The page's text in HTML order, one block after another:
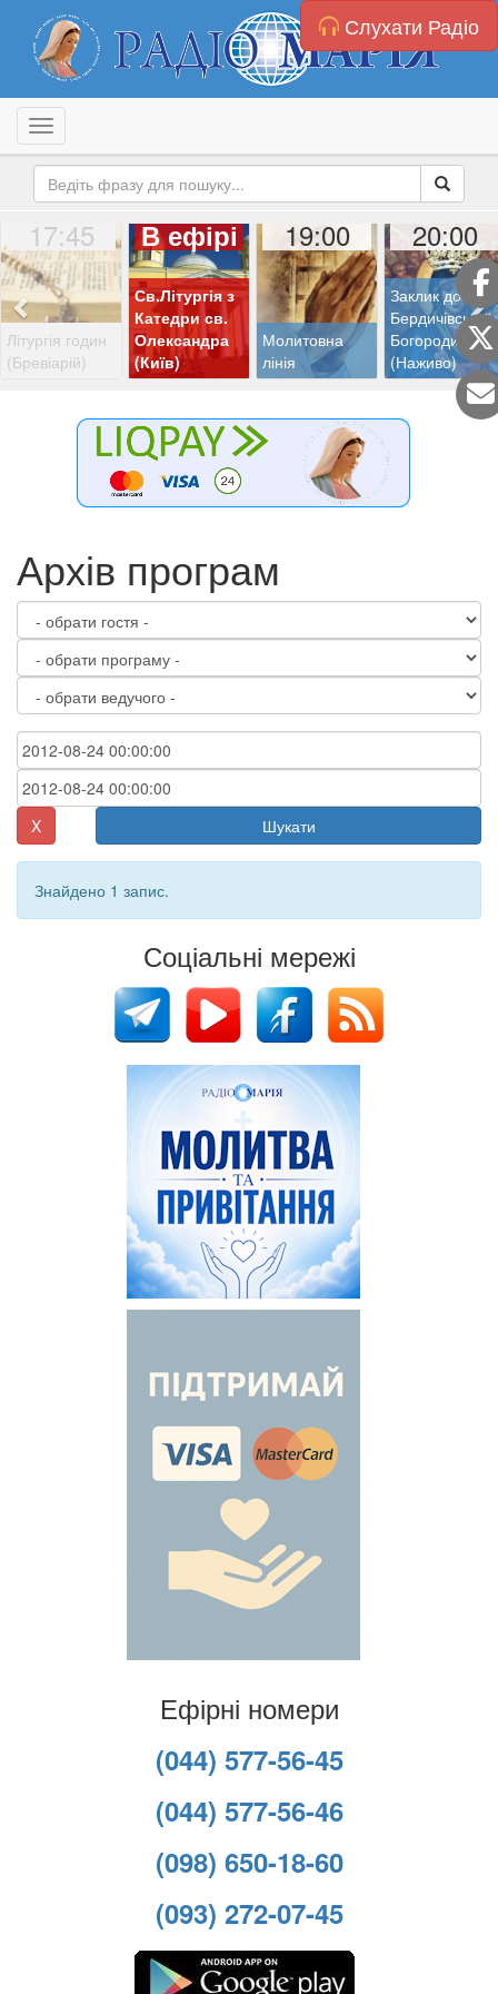
Слухати Радіо
Toggle navigation
17:45
Літургія годин
(Бревіарій)
В ефірі
Св.Літургія з
Катедри св.
Олександра
(Київ)
19:00
Молитовна
лінія
20:00
Заклик до
Бердичівської
Богородиці
(Наживо)
Архів програм
X Шукати
Знайдено 1 запис.
Соціальні мережі
Ефірні номери
(044) 577-56-45
(044) 577-56-46
(098) 650-18-60
(093) 272-07-45